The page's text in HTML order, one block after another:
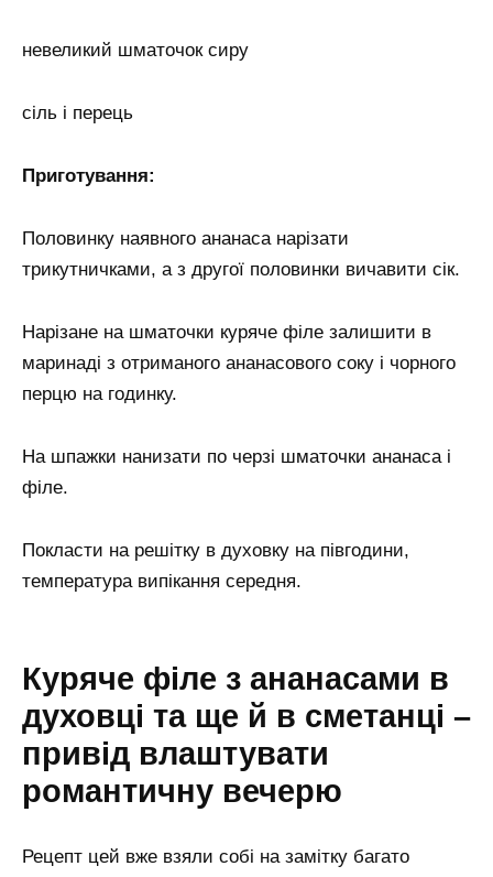
невеликий шматочок сиру
сіль і перець
Приготування:
Половинку наявного ананаса нарізати
трикутничками, а з другої половинки вичавити сік.
Нарізане на шматочки куряче філе залишити в
маринаді з отриманого ананасового соку і чорного
перцю на годинку.
На шпажки нанизати по черзі шматочки ананаса і
філе.
Покласти на решітку в духовку на півгодини,
температура випікання середня.
Куряче філе з ананасами в
духовці та ще й в сметанці –
привід влаштувати
романтичну вечерю
Рецепт цей вже взяли собі на замітку багато